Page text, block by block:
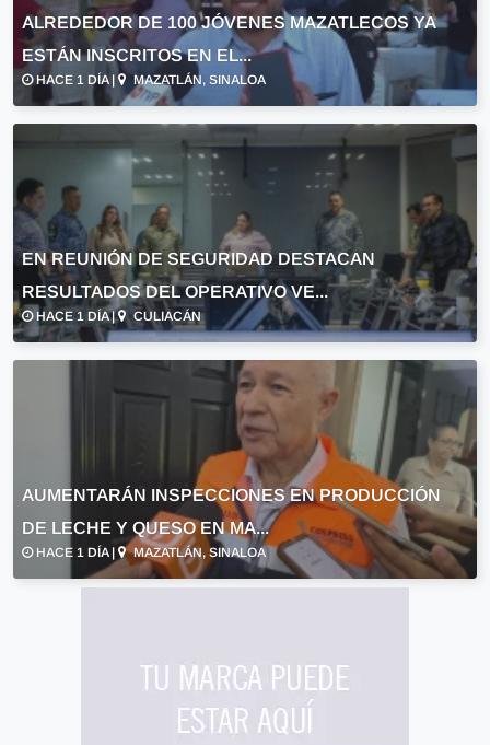
ALREDEDOR DE 100 JÓVENES MAZATLECOS YA
ESTÁN INSCRITOS EN EL...
HACE 1 DÍA | MAZATLÁN, SINALOA
EN REUNIÓN DE SEGURIDAD DESTACAN
RESULTADOS DEL OPERATIVO VE...
HACE 1 DÍA | CULIACÁN
AUMENTARÁN INSPECCIONES EN PRODUCCIÓN
DE LECHE Y QUESO EN MA...
HACE 1 DÍA | MAZATLÁN, SINALOA